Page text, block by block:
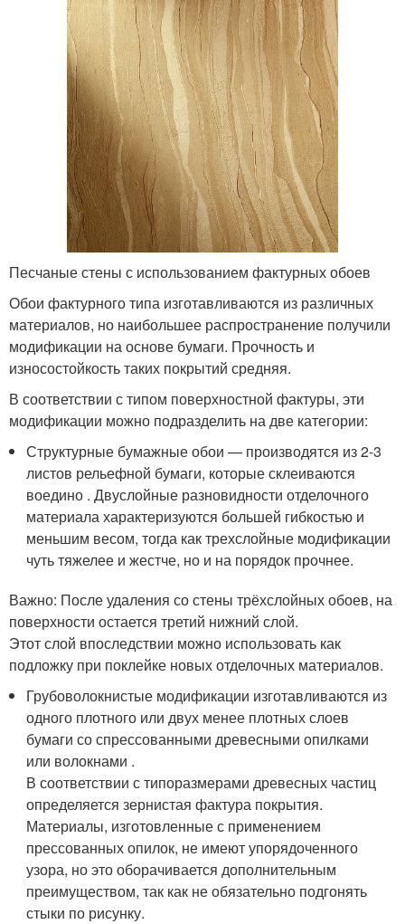
Песчаные стены с использованием фактурных обоев
Обои фактурного типа изготавливаются из различных
материалов, но наибольшее распространение получили
модификации на основе бумаги. Прочность и
износостойкость таких покрытий средняя.
В соответствии с типом поверхностной фактуры, эти
модификации можно подразделить на две категории:
Структурные бумажные обои — производятся из 2-3
листов рельефной бумаги, которые склеиваются
воедино . Двуслойные разновидности отделочного
материала характеризуются большей гибкостью и
меньшим весом, тогда как трехслойные модификации
чуть тяжелее и жестче, но и на порядок прочнее.
Важно: После удаления со стены трёхслойных обоев, на
поверхности остается третий нижний слой.
Этот слой впоследствии можно использовать как
подложку при поклейке новых отделочных материалов.
Грубоволокнистые модификации изготавливаются из
одного плотного или двух менее плотных слоев
бумаги со спрессованными древесными опилками
или волокнами .
В соответствии с типоразмерами древесных частиц
определяется зернистая фактура покрытия.
Материалы, изготовленные с применением
прессованных опилок, не имеют упорядоченного
узора, но это оборачивается дополнительным
преимуществом, так как не обязательно подгонять
стыки по рисунку.